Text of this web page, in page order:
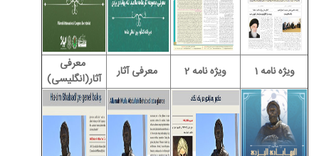
ویژه نامه 1 ویژه نامه 2 معرفی آثار
معرفی
آثار(انگلیسی)